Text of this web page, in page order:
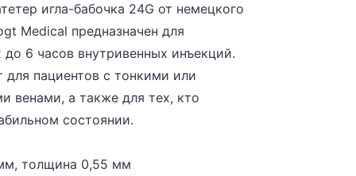
игла-бабочка 24G от немецкого
Medical предназначен для
6 часов внутривенных инъекций.
для пациентов с тонкими или
венами, а также для тех, кто
состоянии.
толщина 0,55 мм